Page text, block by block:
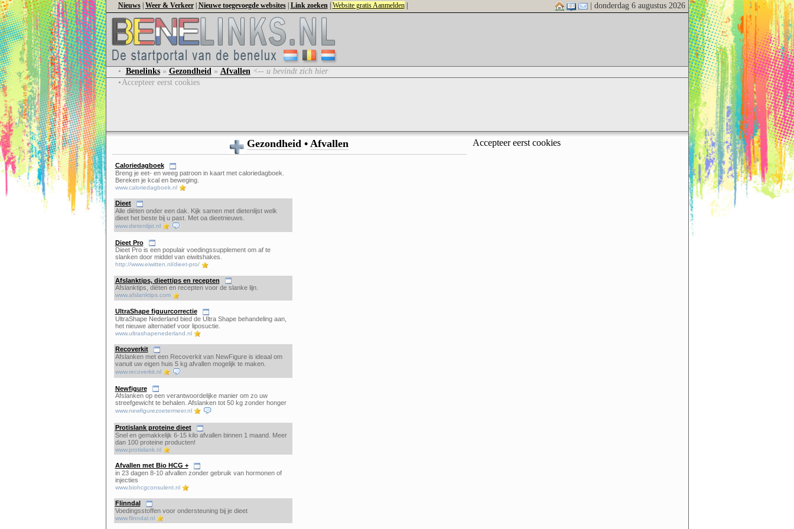
| donderdag 6 augustus 2026
Nieuws| Weer & Verkeer| Nieuwe toegevoegde websites| Link zoeken| Website gratis Aanmelden|
• Benelinks» Gezondheid» Afvallen <-- u bevindt zich hier
•Accepteer eerst cookies
Gezondheid • Afvallen
Caloriedagboek
Breng je eet- en weeg patroon in kaart met caloriedagboek.
Bereken je kcal en beweging.
www.caloriedagboek.nl
Dieet
Alle diëten onder een dak. Kijk samen met dietenlijst welk
dieet het beste bij u past. Met oa dieetnieuws.
www.dietenlijst.nl
Dieet Pro
Dieet Pro is een populair voedingssupplement om af te
slanken door middel van eiwitshakes.
http://www.eiwitten.nl/dieet-pro/
Afslanktips, dieettips en recepten
Afslanktips, diëten en recepten voor de slanke lijn.
www.afslanktips.com
UltraShape figuurcorrectie
UltraShape Nederland bied de Ultra Shape behandeling aan,
het nieuwe alternatief voor liposuctie.
www.ultrashapenederland.nl
Recoverkit
Afslanken met een Recoverkit van NewFigure is ideaal om
vanuit uw eigen huis 5 kg afvallen mogelijk te maken.
www.recoverkit.nl
Newfigure
Afslanken op een verantwoordelijke manier om zo uw
streefgewicht te behalen. Afslanken tot 50 kg zonder honger
www.newfigurezoetermeer.nl
Protislank proteine dieet
Snel en gemakkelijk 6-15 kilo afvallen binnen 1 maand. Meer
dan 100 proteine producten!
www.protislank.nl
Afvallen met Bio HCG +
in 23 dagen 8-10 afvallen zonder gebruik van hormonen of
injecties
www.biohcgconsulent.nl
Flinndal
Voedingsstoffen voor ondersteuning bij je dieet
www.flinndal.nl
Accepteer eerst cookies